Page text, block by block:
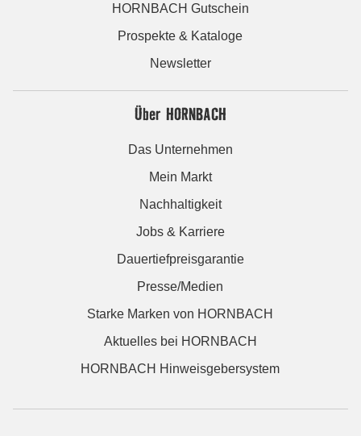
HORNBACH Gutschein
Prospekte & Kataloge
Newsletter
Über HORNBACH
Das Unternehmen
Mein Markt
Nachhaltigkeit
Jobs & Karriere
Dauertiefpreisgarantie
Presse/Medien
Starke Marken von HORNBACH
Aktuelles bei HORNBACH
HORNBACH Hinweisgebersystem